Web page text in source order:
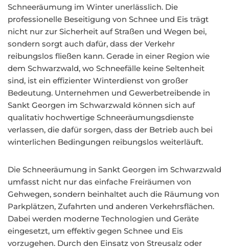
Schneeräumung im Winter unerlässlich. Die
professionelle Beseitigung von Schnee und Eis trägt
nicht nur zur Sicherheit auf Straßen und Wegen bei,
sondern sorgt auch dafür, dass der Verkehr
reibungslos fließen kann. Gerade in einer Region wie
dem Schwarzwald, wo Schneefälle keine Seltenheit
sind, ist ein effizienter Winterdienst von großer
Bedeutung. Unternehmen und Gewerbetreibende in
Sankt Georgen im Schwarzwald können sich auf
qualitativ hochwertige Schneeräumungsdienste
verlassen, die dafür sorgen, dass der Betrieb auch bei
winterlichen Bedingungen reibungslos weiterläuft.
Die Schneeräumung in Sankt Georgen im Schwarzwald
umfasst nicht nur das einfache Freiräumen von
Gehwegen, sondern beinhaltet auch die Räumung von
Parkplätzen, Zufahrten und anderen Verkehrsflächen.
Dabei werden moderne Technologien und Geräte
eingesetzt, um effektiv gegen Schnee und Eis
vorzugehen. Durch den Einsatz von Streusalz oder